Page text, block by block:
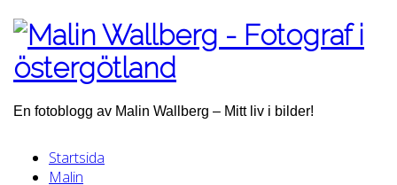
En fotoblogg av Malin Wallberg – Mitt liv i bilder!
Startsida
Malin